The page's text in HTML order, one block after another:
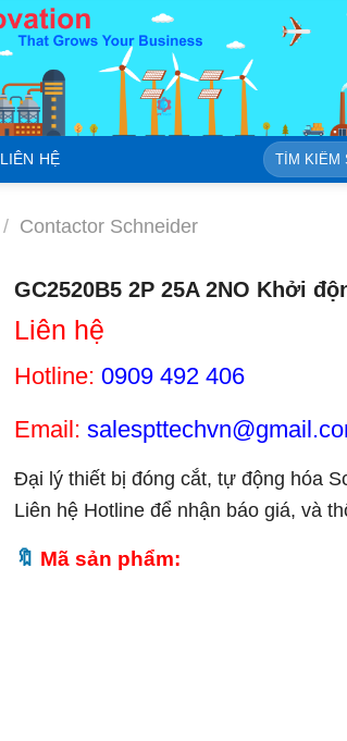
LIÊN HỆ
Tìm
kiếm:
/ Contactor Schneider
GC2520B5 2P 25A 2NO Khởi
Liên hệ
Hotline: 0909 492 406
Email:
Đại lý thiết bị đóng cắt, tự động hóa
Liên hệ Hotline để nhận báo giá, và
Mã sản phẩm: